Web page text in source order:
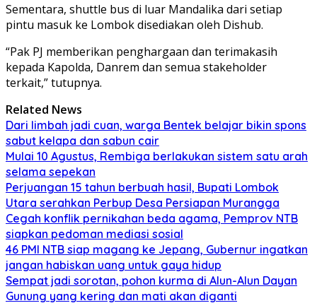
Sementara, shuttle bus di luar Mandalika dari setiap
pintu masuk ke Lombok disediakan oleh Dishub.
“Pak PJ memberikan penghargaan dan terimakasih
kepada Kapolda, Danrem dan semua stakeholder
terkait,” tutupnya.
Related News
Dari limbah jadi cuan, warga Bentek belajar bikin spons
sabut kelapa dan sabun cair
Mulai 10 Agustus, Rembiga berlakukan sistem satu arah
selama sepekan
Perjuangan 15 tahun berbuah hasil, Bupati Lombok
Utara serahkan Perbup Desa Persiapan Murangga
Cegah konflik pernikahan beda agama, Pemprov NTB
siapkan pedoman mediasi sosial
46 PMI NTB siap magang ke Jepang, Gubernur ingatkan
jangan habiskan uang untuk gaya hidup
Sempat jadi sorotan, pohon kurma di Alun-Alun Dayan
Gunung yang kering dan mati akan diganti